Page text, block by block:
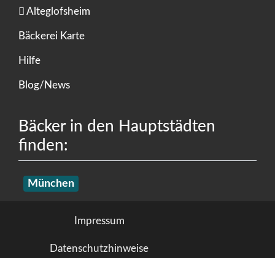
Alteglofsheim
Bäckerei Karte
Hilfe
Blog/News
Bäcker in den Hauptstädten
finden:
München
Impressum
Datenschutzhinweise